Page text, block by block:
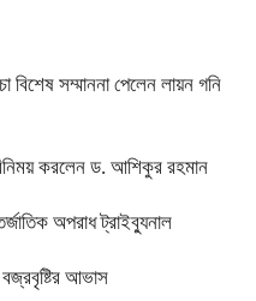
বিশেষ সম্মাননা পেলেন লায়ন গনি
করলেন ড. আশিকুর রহমান
অপরাধ ট্রাইব্যুনাল
আভাস